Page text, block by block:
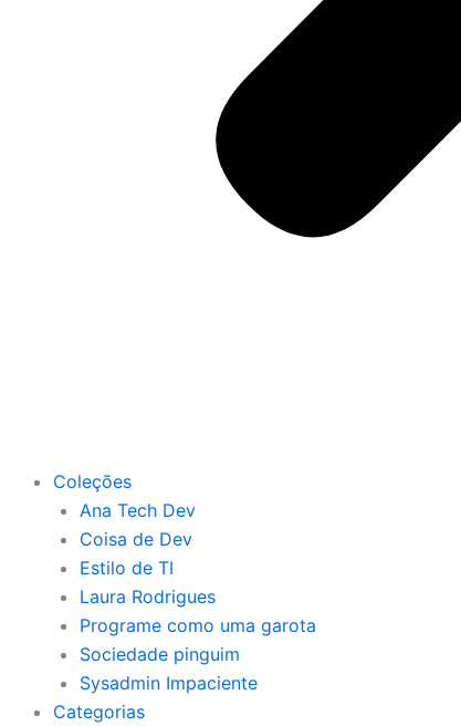
Coleções
Ana Tech Dev
Coisa de Dev
Estilo de TI
Laura Rodrigues
Programe como uma garota
Sociedade pinguim
Sysadmin Impaciente
Categorias